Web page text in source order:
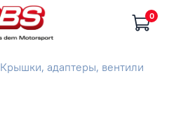
0
Крышки, адаптеры, вентили